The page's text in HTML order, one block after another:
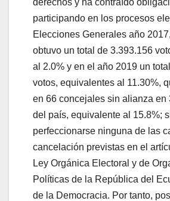
participando en los procesos
Elecciones Generales año
obtuvo un total de 3.393.156
al 2.0% y en el año 2019 un
votos, equivalentes al 11.30%,
en 66 concejales sin alianza en
del país, equivalente al 15.8%;
perfeccionarse ninguna de las
cancelación previstas en el
Ley Orgánica Electoral y de
Políticas de la República del
de la Democracia. Por tanto,